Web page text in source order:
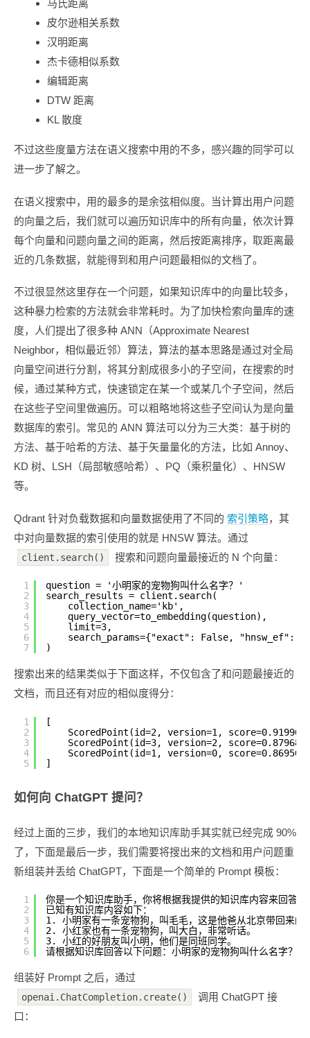
马氏距离
皮尔逊相关系数
汉明距离
杰卡德相似系数
编辑距离
DTW 距离
KL 散度
不过这些度量方法在语义搜索中用的不多，感兴趣的同学可以
进一步了解之。
在语义搜索中，用的最多的是余弦相似度。当计算出用户问题
的向量之后，我们就可以遍历知识库中的所有向量，依次计算
每个向量和问题向量之间的距离，然后按距离排序，取距离最
近的几条数据，就能得到和用户问题最相似的文档了。
不过很显然这里存在一个问题，如果知识库中的向量比较多，
这种暴力检索的方法就会非常耗时。为了加快检索向量库的速
度，人们提出了很多种 ANN（Approximate Nearest
Neighbor，相似最近邻）算法，算法的基本思路是通过对全局
向量空间进行分割，将其分割成很多小的子空间，在搜索的时
候，通过某种方式，快速锁定在某一个或某几个子空间，然后
在这些子空间里做遍历。可以粗略地将这些子空间认为是向量
数据库的索引。常见的 ANN 算法可以分为三大类：基于树的
方法、基于哈希的方法、基于矢量量化的方法，比如 Annoy、
KD 树、LSH（局部敏感哈希）、PQ（乘积量化）、HNSW
等。
Qdrant 针对负载数据和向量数据使用了不同的 索引策略，其
中对向量数据的索引使用的就是 HNSW 算法。通过
client.search() 搜索和问题向量最接近的 N 个向量：
1
2
3
4
5
6
7
question = '小明家的宠物狗叫什么名字？'
search_results = client.search(
collection_name='kb',
query_vector=to_embedding(question),
limit=3,
search_params={"exact": False, "hnsw_ef":
)
搜索出来的结果类似于下面这样，不仅包含了和问题最接近的
文档，而且还有对应的相似度得分：
1
2
3
4
5
[
ScoredPoint(id=2, version=1,
ScoredPoint(id=3, version=2,
ScoredPoint(id=1, version=0,
]
如何向 ChatGPT 提问？
经过上面的三步，我们的本地知识库助手其实就已经完成 90%
了，下面是最后一步，我们需要将搜出来的文档和用户问题重
新组装并丢给 ChatGPT，下面是一个简单的 Prompt 模板：
1
2
3
4
5
6
你是一个知识库助手，你将根据我提供的知识库内容来回答问
已知有知识库内容如下：
1. 小明家有一条宠物狗，叫毛毛，这是他爸从北京带回来的
2. 小红家也有一条宠物狗，叫大白，非常听话。
3. 小红的好朋友叫小明，他们是同班同学。
请根据知识库回答以下问题：小明家的宠物狗叫什么名字？
组装好 Prompt 之后，通过
openai.ChatCompletion.create()
调用 ChatGPT 接
口：